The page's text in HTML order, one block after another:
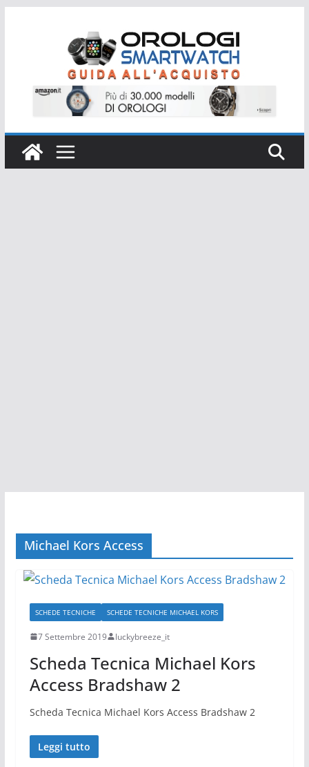
Michael Kors Access
SCHEDE TECNICHE SCHEDE TECNICHE MICHAEL KORS
7 Settembre 2019 luckybreeze_it
Scheda Tecnica Michael Kors
Access Bradshaw 2
Scheda Tecnica Michael Kors Access Bradshaw 2
Leggi tutto